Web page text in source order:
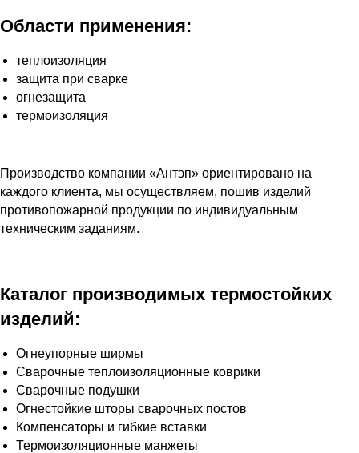
Области применения:
теплоизоляция
защита при сварке
огнезащита
термоизоляция
Производство компании «Антэп» ориентировано на
каждого клиента, мы осуществляем, пошив изделий
противопожарной продукции по индивидуальным
техническим заданиям.
Каталог производимых термостойких
изделий:
Огнеупорные ширмы
Сварочные теплоизоляционные коврики
Сварочные подушки
Огнестойкие шторы сварочных постов
Компенсаторы и гибкие вставки
Термоизоляционные манжеты